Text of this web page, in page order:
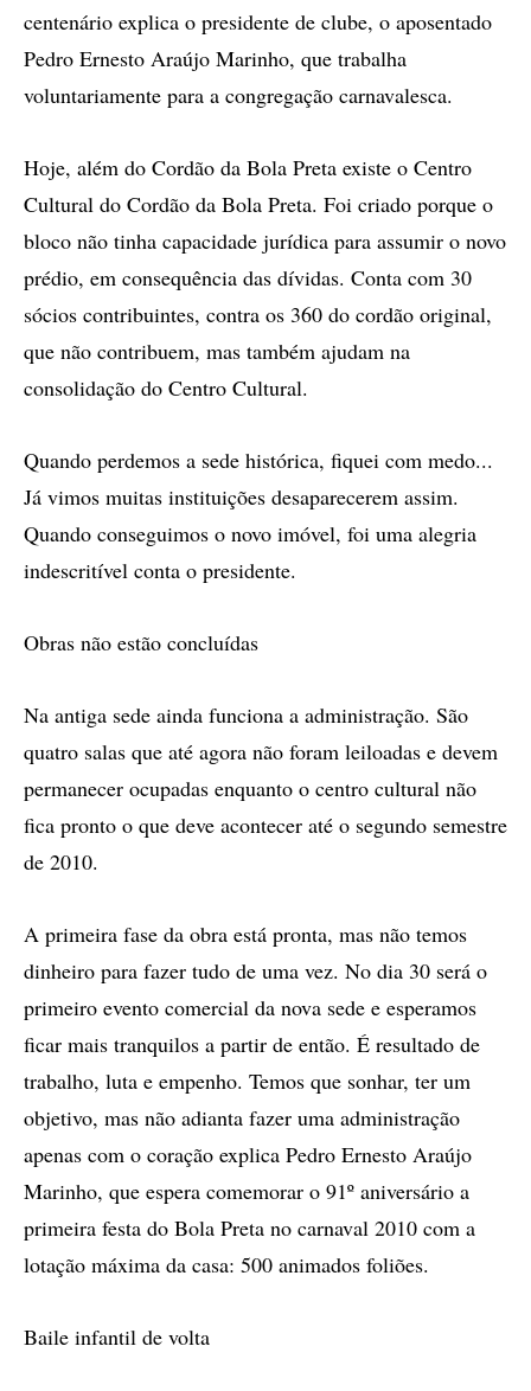
centenário explica o presidente de clube, o aposentado
Pedro Ernesto Araújo Marinho, que trabalha
voluntariamente para a congregação carnavalesca.
Hoje, além do Cordão da Bola Preta existe o Centro
Cultural do Cordão da Bola Preta. Foi criado porque o
bloco não tinha capacidade jurídica para assumir o novo
prédio, em consequência das dívidas. Conta com 30
sócios contribuintes, contra os 360 do cordão original,
que não contribuem, mas também ajudam na
consolidação do Centro Cultural.
Quando perdemos a sede histórica, fiquei com medo...
Já vimos muitas instituições desaparecerem assim.
Quando conseguimos o novo imóvel, foi uma alegria
indescritível conta o presidente.
Obras não estão concluídas
Na antiga sede ainda funciona a administração. São
quatro salas que até agora não foram leiloadas e devem
permanecer ocupadas enquanto o centro cultural não
fica pronto o que deve acontecer até o segundo semestre
de 2010.
A primeira fase da obra está pronta, mas não temos
dinheiro para fazer tudo de uma vez. No dia 30 será o
primeiro evento comercial da nova sede e esperamos
ficar mais tranquilos a partir de então. É resultado de
trabalho, luta e empenho. Temos que sonhar, ter um
objetivo, mas não adianta fazer uma administração
apenas com o coração explica Pedro Ernesto Araújo
Marinho, que espera comemorar o 91º aniversário a
primeira festa do Bola Preta no carnaval 2010 com a
lotação máxima da casa: 500 animados foliões.
Baile infantil de volta